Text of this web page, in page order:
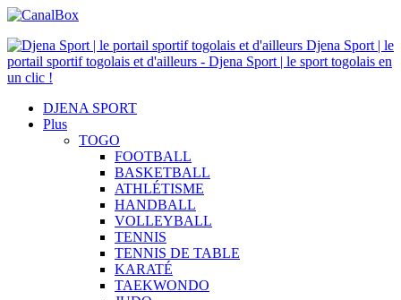
Djena Sport | le
portail sportif togolais et d'ailleurs - Djena Sport | le sport togolais en
un clic !
DJENA SPORT
Plus
TOGO
FOOTBALL
BASKETBALL
ATHLÉTISME
HANDBALL
VOLLEYBALL
TENNIS
TENNIS DE TABLE
KARATÉ
TAEKWONDO